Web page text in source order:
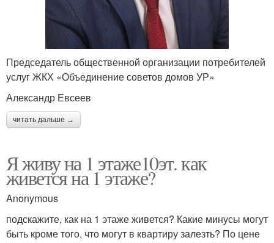
Председатель общественной организации потребителей
услуг ЖКХ «Объединение советов домов УР»
Александр Евсеев
читать дальше →
Я живу на 1 этаже10эт. как
живется на 1 этаже?
Anonymous
подскажите, как на 1 этаже живется? Какие минусы могут
быть кроме того, что могут в квартиру залезть? По цене